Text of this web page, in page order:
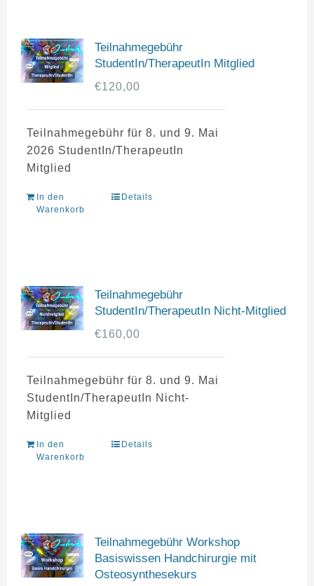
Teilnahmegebühr
StudentIn/TherapeutIn Mitglied
€120,00
Teilnahmegebühr für 8. und 9. Mai
2026 StudentIn/TherapeutIn
Mitglied
In den
Warenkorb
Details
Teilnahmegebühr
StudentIn/TherapeutIn Nicht-Mitglied
€160,00
Teilnahmegebühr für 8. und 9. Mai
StudentIn/TherapeutIn Nicht-
Mitglied
In den
Warenkorb
Details
Teilnahmegebühr Workshop
Basiswissen Handchirurgie mit
Osteosynthesekurs